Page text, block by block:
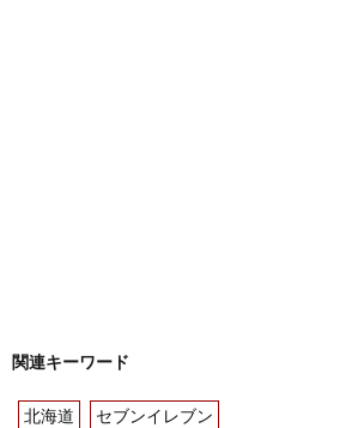
関連キーワード
北海道 セブンイレブン